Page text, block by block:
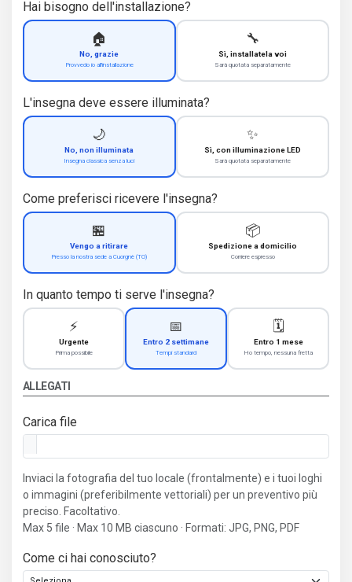
Hai bisogno dell'installazione?
🏠
No, grazie
Provvedo io all'installazione
🔧
Sì, installatela voi
Sarà quotata separatamente
L'insegna deve essere illuminata?
🌙
No, non illuminata
Insegna classica senza luci
✨
Sì, con illuminazione LED
Sarà quotata separatamente
Come preferisci ricevere l'insegna?
🏪
Vengo a ritirare
Presso la nostra sede a Cuorgnè (TO)
📦
Spedizione a domicilio
Corriere espresso
In quanto tempo ti serve l'insegna?
⚡
Urgente
Prima possibile
📅
Entro 2 settimane
Tempi standard
🗓️
Entro 1 mese
Ho tempo, nessuna fretta
ALLEGATI
Carica file
Inviaci la fotografia del tuo locale (frontalmente) e i tuoi loghi
o immagini (preferibilmente vettoriali) per un preventivo più
preciso. Facoltativo.
Max 5 file · Max 10 MB ciascuno · Formati: JPG, PNG, PDF
Come ci hai conosciuto?